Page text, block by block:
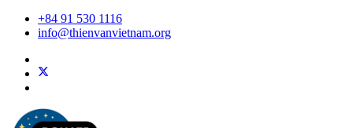
+84 91 530 1116
info@thienvanvietnam.org